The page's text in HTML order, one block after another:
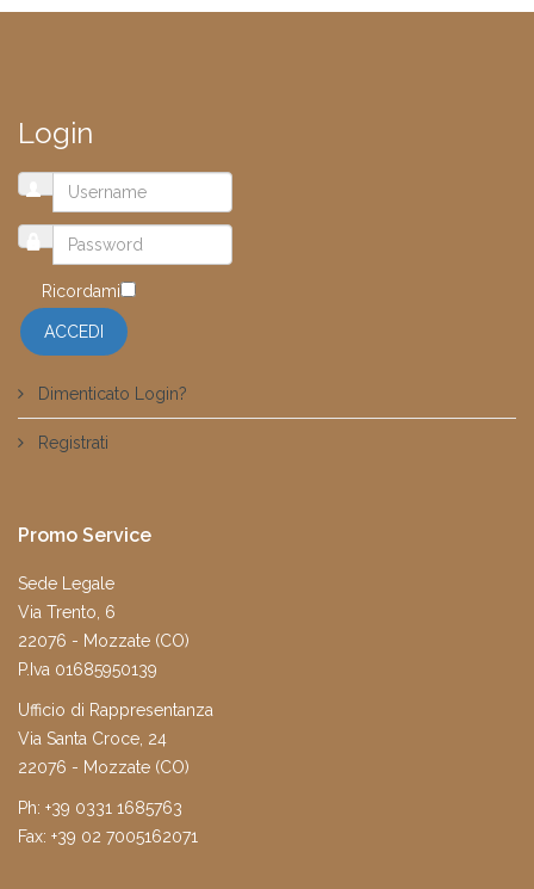
Login
Ricordami
ACCEDI
Dimenticato Login?
Registrati
Promo Service
Sede Legale
Via Trento, 6
22076 - Mozzate (CO)
P.Iva 01685950139
Ufficio di Rappresentanza
Via Santa Croce, 24
22076 - Mozzate (CO)
Ph: +39 0331 1685763
Fax: +39 02 7005162071